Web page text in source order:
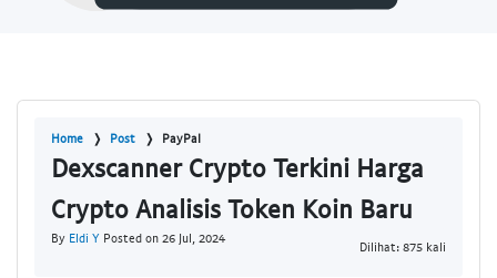
Home Post PayPal
Dexscanner Crypto Terkini Harga
Crypto Analisis Token Koin Baru
By Eldi Y Posted on 26 Jul, 2024
Dilihat: 875 kali